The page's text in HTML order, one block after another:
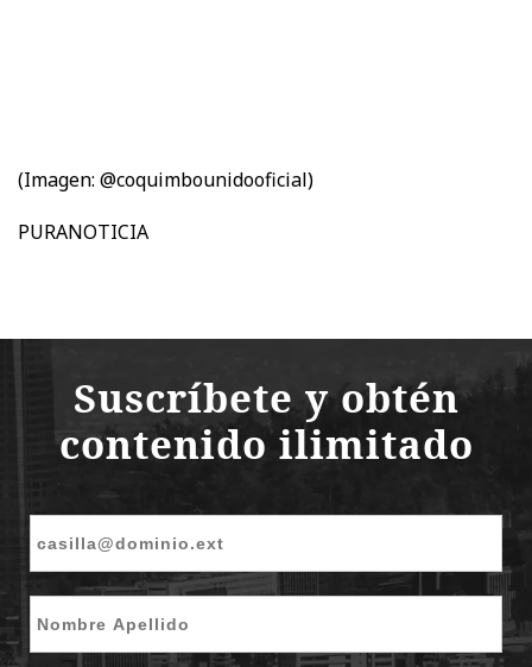
(Imagen: @coquimbounidooficial)
PURANOTICIA